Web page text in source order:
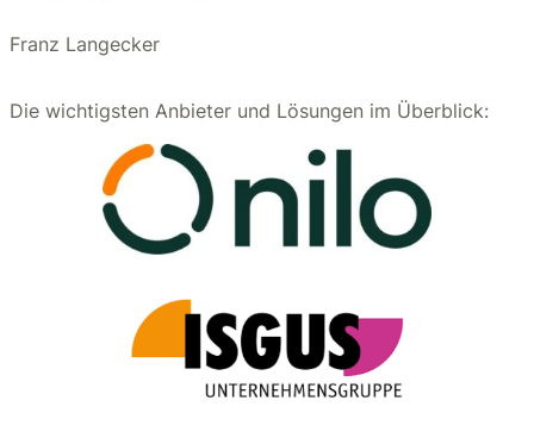
Franz Langecker
Die wichtigsten Anbieter und Lösungen im Überblick: